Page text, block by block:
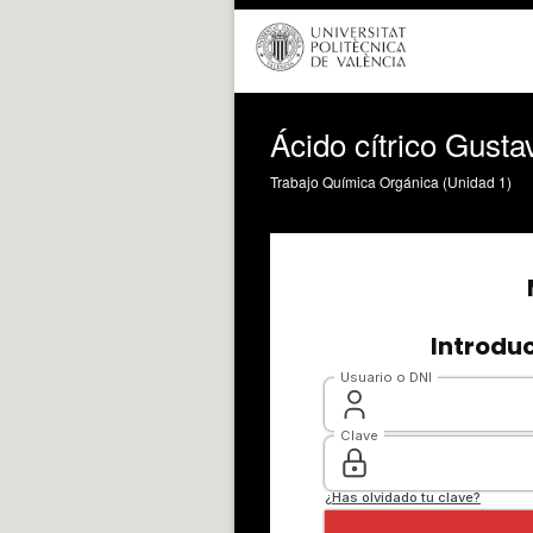
Ácido cítrico
Trabajo Química Orgánica (Unidad 1)